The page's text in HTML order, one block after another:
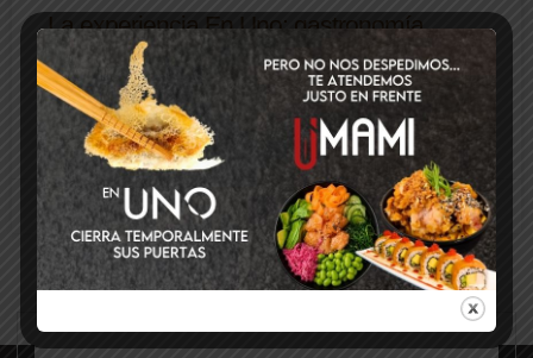
La experiencia En Uno: gastronomía
fusión brasileña y japonesa en el corazón
de Somo
LEER MÁS
4 de agosto de 2025 No hay comentarios